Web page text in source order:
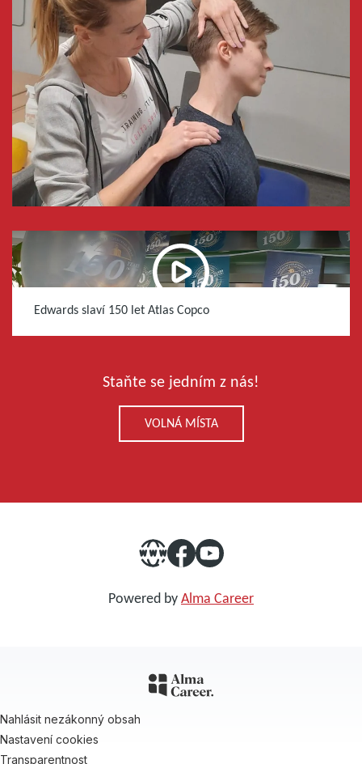
Edwards slaví 150 let Atlas Copco
Staňte se jedním z nás!
VOLNÁ MÍSTA
Powered by Alma Career
Nahlásit nezákonný obsah
Nastavení cookies
Transparentnost